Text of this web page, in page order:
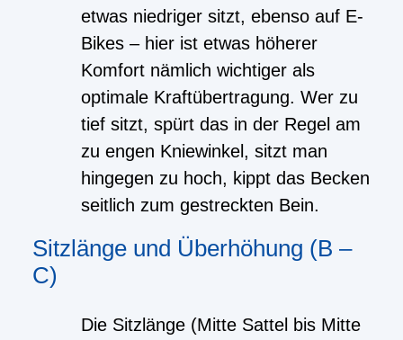
etwas niedriger sitzt, ebenso auf E-
Bikes – hier ist etwas höherer
Komfort nämlich wichtiger als
optimale Kraftübertragung. Wer zu
tief sitzt, spürt das in der Regel am
zu engen Kniewinkel, sitzt man
hingegen zu hoch, kippt das Becken
seitlich zum gestreckten Bein.
Sitzlänge und Überhöhung (B –
C)
Die Sitzlänge (Mitte Sattel bis Mitte